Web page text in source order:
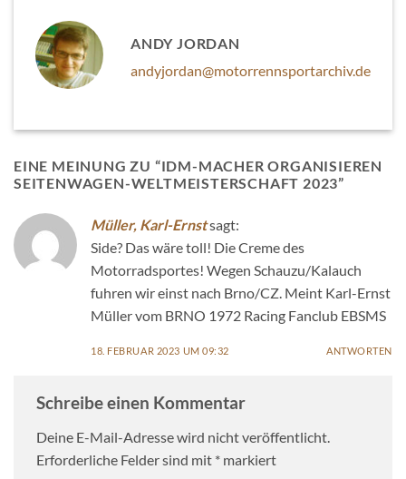
ANDY JORDAN
andyjordan@motorrennsportarchiv.de
EINE MEINUNG ZU “IDM-MACHER ORGANISIEREN
SEITENWAGEN-WELTMEISTERSCHAFT 2023”
Müller, Karl-Ernstsagt:
Side? Das wäre toll! Die Creme des
Motorradsportes! Wegen Schauzu/Kalauch
fuhren wir einst nach Brno/CZ. Meint Karl-Ernst
Müller vom BRNO 1972 Racing Fanclub EBSMS
18. FEBRUAR 2023 UM 09:32 ANTWORTEN
Schreibe einen Kommentar
Deine E-Mail-Adresse wird nicht veröffentlicht.
Erforderliche Felder sind mit * markiert